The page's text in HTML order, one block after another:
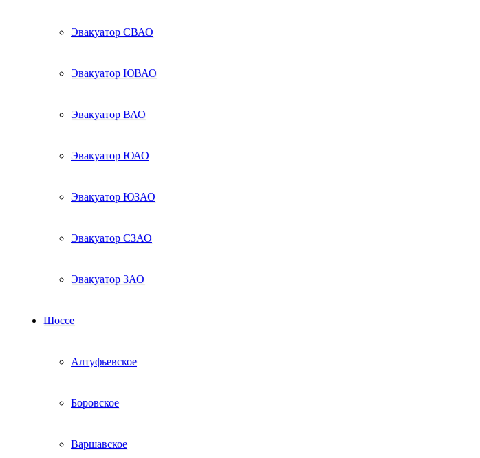
Эвакуатор СВАО
Эвакуатор ЮВАО
Эвакуатор ВАО
Эвакуатор ЮАО
Эвакуатор ЮЗАО
Эвакуатор СЗАО
Эвакуатор ЗАО
Шоссе
Алтуфьевское
Боровское
Варшавское